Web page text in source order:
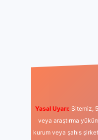
Yasal Uyarı: Sitemiz,
veya araştırma
kurum veya şahıs